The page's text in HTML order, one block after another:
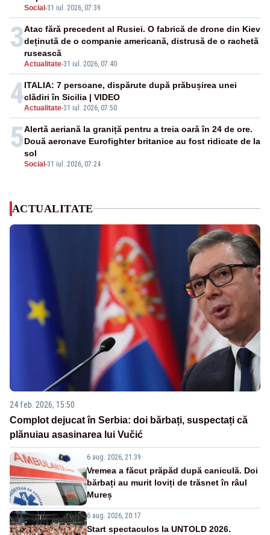
Social-31 iul. 2026, 07:39
3
Actualitate-31 iul. 2026, 07:40
Atac fără precedent al Rusiei. O fabrică de drone din Kiev
deținută de o companie americană, distrusă de o rachetă
rusească
4Actualitate-31 iul. 2026, 07:50
ITALIA: 7 persoane, dispărute după prăbușirea unei
clădiri în Sicilia | VIDEO
5
Social-31 iul. 2026, 07:24
Alertă aeriană la graniță pentru a treia oară în 24 de ore.
Două aeronave Eurofighter britanice au fost ridicate de la
sol
ACTUALITATE
24 feb. 2026, 15:50
Complot dejucat în Serbia: doi bărbați, suspectați că
plănuiau asasinarea lui Vučić
6 aug. 2026, 21:39
Vremea a făcut prăpăd după caniculă. Doi
bărbați au murit loviți de trăsnet în râul
Mureș
6 aug. 2026, 20:17
Start spectaculos la UNTOLD 2026.